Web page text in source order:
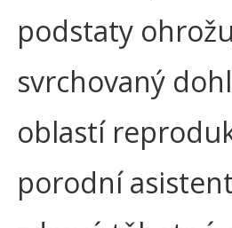
podstaty
svrchovaný
oblastí
porodní